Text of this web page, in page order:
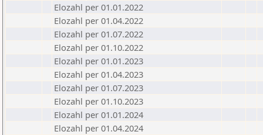
Elozahl per 01.01.2022
Elozahl per 01.04.2022
Elozahl per 01.07.2022
Elozahl per 01.10.2022
Elozahl per 01.01.2023
Elozahl per 01.04.2023
Elozahl per 01.07.2023
Elozahl per 01.10.2023
Elozahl per 01.01.2024
Elozahl per 01.04.2024